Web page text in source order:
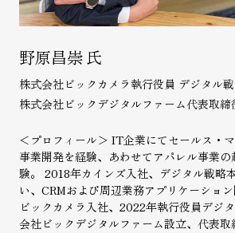
野原昌崇氏
株式会社ビックカメラ執行役員 デジタル
株式会社ビックデジタルファーム代表取締
＜プロフィール＞ IT企業にてセールス・
事業開発を経験、あわせてアパレル事業
験。 2018年カインズ入社、デジタル戦略
い、CRMおよび周辺業務アプリケーショ
ビックカメラ入社、2022年執行役員デジ
会社ビックデジタルファーム設立、代表取